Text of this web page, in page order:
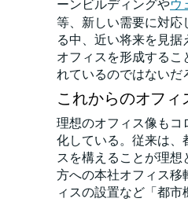
ーンビルディングやウ
等、新しい需要に対応
る中、近い将来を見
オフィスを形成するこ
れているのではないだ
これからのオフ
理想のオフィス像もコ
化している。従来は、
スを構えることが理
方への本社オフィス移
ィスの設置など「都